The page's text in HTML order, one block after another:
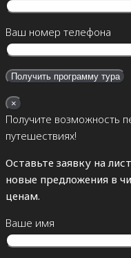
Ваш номер телефона
×
Получите возможность
путешествиях!
Оставьте заявку на
новые предложения в
ценам.
Ваше имя